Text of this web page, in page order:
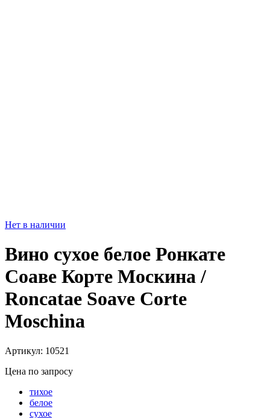
Нет в наличии
Вино сухое белое Ронкате
Соаве Корте Москина /
Roncatae Soave Corte
Moschina
Артикул: 10521
Цена по запросу
тихое
белое
сухое